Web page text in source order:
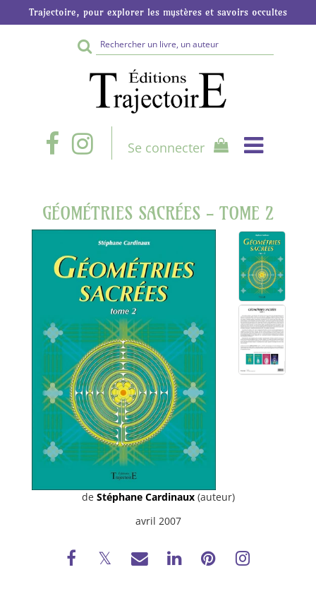
Trajectoire, pour explorer les mystères et savoirs occultes
Rechercher
sur
le
site
Se connecter
GÉOMÉTRIES SACRÉES - TOME 2
de Stéphane Cardinaux(auteur)
avril 2007